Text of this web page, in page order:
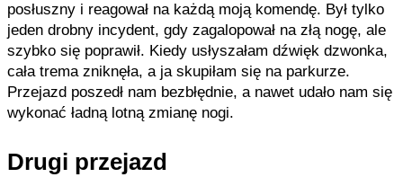
posłuszny i reagował na każdą moją komendę. Był tylko
jeden drobny incydent, gdy zagalopował na złą nogę, ale
szybko się poprawił. Kiedy usłyszałam dźwięk dzwonka,
cała trema zniknęła, a ja skupiłam się na parkurze.
Przejazd poszedł nam bezbłędnie, a nawet udało nam się
wykonać ładną lotną zmianę nogi.
Drugi przejazd